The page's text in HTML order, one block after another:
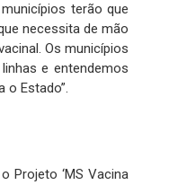
terão que
necessita de mão
Os municípios
e entendemos
o Estado”.
Projeto ‘MS Vacina